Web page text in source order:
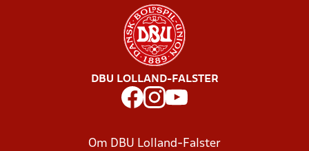
DBU LOLLAND-FALSTER
Om DBU Lolland-Falster